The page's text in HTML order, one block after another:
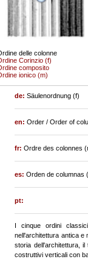
delle colonne
Corinzio (f)
composito
ionico (m)
de:Säulenordnung (f)
en:Order / Order of
fr:Ordre des colonnes
es:Orden de columnas
pt:
I cinque ordini
nell'architettura antica e
storia dell'architettura,
costruttivi verticali con